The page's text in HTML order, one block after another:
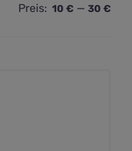
Preis: 10 € — 30 €